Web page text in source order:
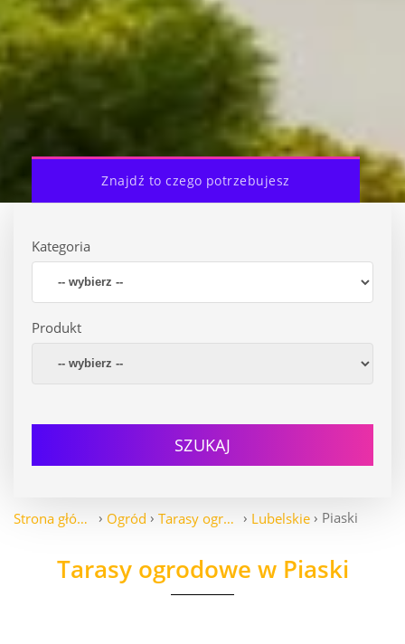
Znajdź to czego potrzebujesz
Kategoria
Produkt
SZUKAJ
Strona główna Ogród Tarasy ogrodowe Lubelskie Piaski
Tarasy ogrodowe w Piaski